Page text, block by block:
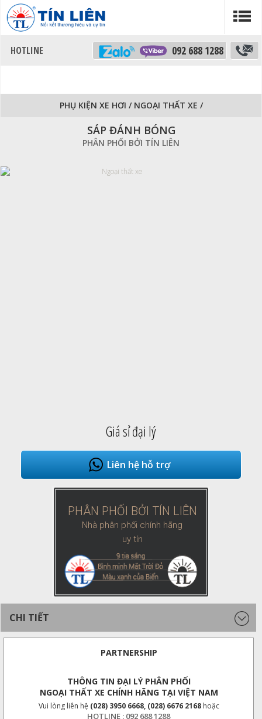
092 688 1288
PHỤ KIỆN XE HƠI / NGOẠI THẤT XE /
SÁP ĐÁNH BÓNG
PHÂN PHỐI BỞI TÍN LIÊN
Giá sỉ đại lý
Liên hệ hỗ trợ
PHÂN PHỐI BỞI TÍN LIÊN
Nhà phân phối chính hãng
uy tín
CHI TIẾT
PARTNERSHIP
THÔNG TIN ĐẠI LÝ PHÂN PHỐI
NGOẠI THẤT XE CHÍNH HÃNG TẠI VIỆT NAM
Vui lòng liên hệ (028) 3950 6668, (028) 6676 2168hoặc
HOTLINE : 092 688 1288